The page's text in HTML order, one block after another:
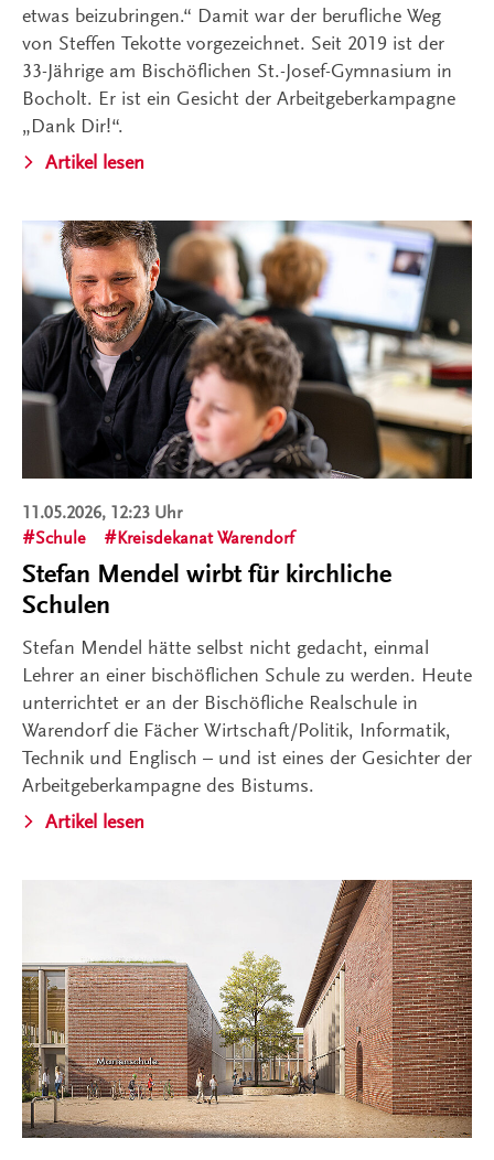
etwas beizubringen.“ Damit war der berufliche Weg
von Steffen Tekotte vorgezeichnet. Seit 2019 ist der
33-Jährige am Bischöflichen St.-Josef-Gymnasium in
Bocholt. Er ist ein Gesicht der Arbeitgeberkampagne
„Dank Dir!“.
Artikel lesen
11.05.2026, 12:23 Uhr
Schule
Kreisdekanat Warendorf
Stefan Mendel wirbt für kirchliche
Schulen
Stefan Mendel hätte selbst nicht gedacht, einmal
Lehrer an einer bischöflichen Schule zu werden. Heute
unterrichtet er an der Bischöfliche Realschule in
Warendorf die Fächer Wirtschaft/Politik, Informatik,
Technik und Englisch – und ist eines der Gesichter der
Arbeitgeberkampagne des Bistums.
Artikel lesen